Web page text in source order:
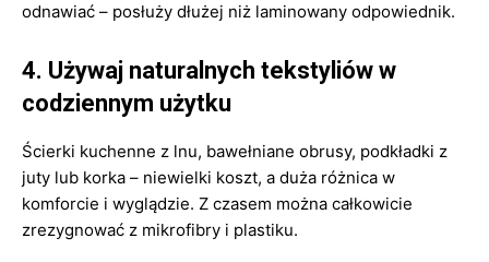
odnawiać – posłuży dłużej niż laminowany odpowiednik.
4. Używaj naturalnych tekstyliów w
codziennym użytku
Ścierki kuchenne z lnu, bawełniane obrusy, podkładki z
juty lub korka – niewielki koszt, a duża różnica w
komforcie i wyglądzie. Z czasem można całkowicie
zrezygnować z mikrofibry i plastiku.